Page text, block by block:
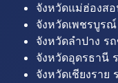
จังหวัดแม่ฮ่องส
จังหวัดเพชรบูร
จังหวัดลำปาง ร
จังหวัดอุดรธานี
จังหวัดเชียงราย